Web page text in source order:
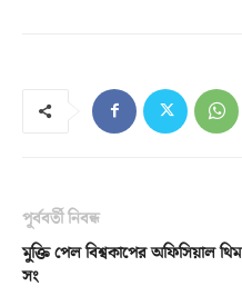
পূর্ববর্তী নিবন্ধ
মুক্তি পেল বিশ্বকাপের অফিসিয়াল থিম
সং